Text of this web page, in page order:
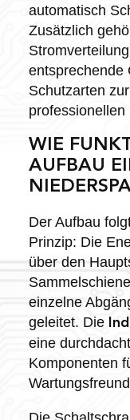
automatisch
Zusätzlich
entsprechende
Schutzarten
WIE
AUFBAU
Der Aufbau
Prinzip: Die
über den
einzelne
geleitet. Die
eine
Komponenten